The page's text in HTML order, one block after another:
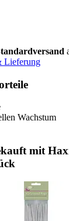
Lieferung
Wachstum
mit